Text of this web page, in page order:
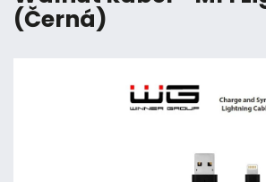
(Černá)